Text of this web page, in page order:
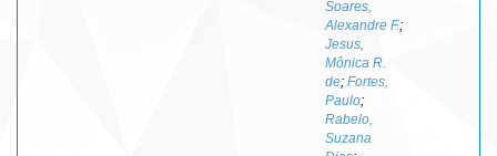
Soares,
Alexandre F.;
Jesus,
Mônica R.
de; Fortes,
Paulo;
Rabelo,
Suzana